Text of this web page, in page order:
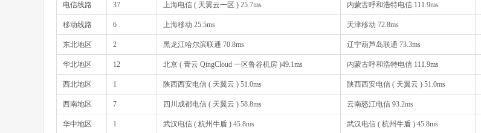
电信线路 37 上海电信 ( 天翼云一区 ) 25.7ms 内蒙古呼和浩特电信 111.9ms
移动线路 6 上海移动 25.5ms 天津移动 72.8ms
东北地区 2 黑龙江哈尔滨联通 70.8ms 辽宁葫芦岛联通 73.3ms
华北地区 12 北京 ( 青云 QingCloud 一区鲁谷机房 )49.1ms 内蒙古呼和浩特电信 111.9ms
西北地区 1 陕西西安电信 ( 天翼云 ) 51.0ms 陕西西安电信 ( 天翼云 ) 51.0ms
西南地区 7 四川成都电信 ( 天翼云 ) 58.8ms 云南怒江电信 93.2ms
华中地区 1 武汉电信 ( 杭州牛盾 ) 45.8ms 武汉电信 ( 杭州牛盾 ) 45.8ms